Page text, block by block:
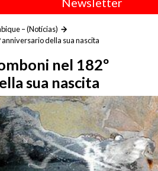
– (Notícias)
anniversario della sua nascita
nel 182º
sua nascita